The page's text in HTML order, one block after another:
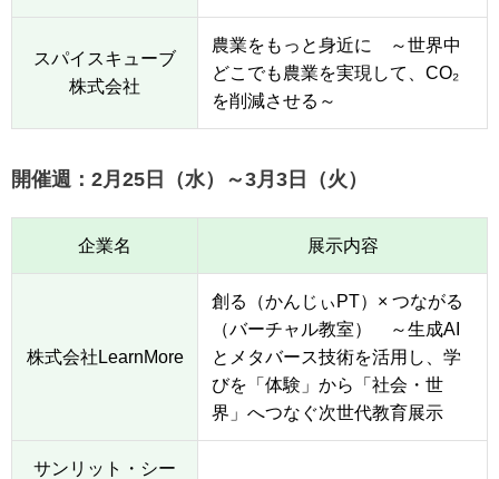
スパイスキューブ
株式会社
農業をもっと身近に ～世界中
どこでも農業を実現して、CO₂
を削減させる～
開催週：2月25日（水）～3月3日（火）
企業名 展示内容
株式会社LearnMore
創る（かんじぃPT）× つながる
（バーチャル教室） ～生成AI
とメタバース技術を活用し、学
びを「体験」から「社会・世
界」へつなぐ次世代教育展示
サンリット・シー